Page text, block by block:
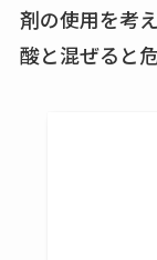
剤の使用を考
酸と混ぜると